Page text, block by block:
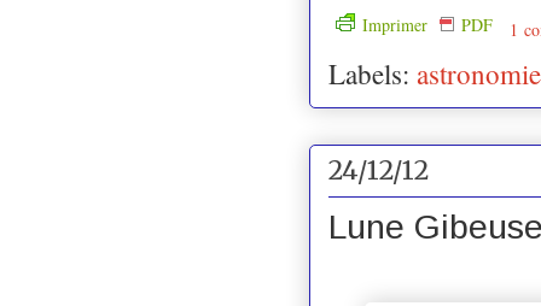
Imprimer PDF 1
Labels: astronomie
24/12/12
Lune